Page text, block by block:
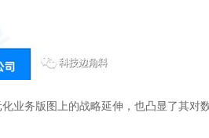
业务版图上的战略延伸，也凸显了其对